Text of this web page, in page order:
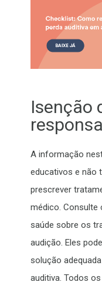
Isenção
A informação
educativos e não
prescrever
médico. Consulte
saúde sobre os
audição. Eles
solução
auditiva. Todos